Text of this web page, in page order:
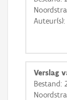
+
Basis
Auteur(s):
Verslag
Bestand: